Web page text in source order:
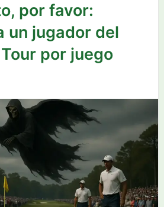
por favor:
un jugador del
por juego